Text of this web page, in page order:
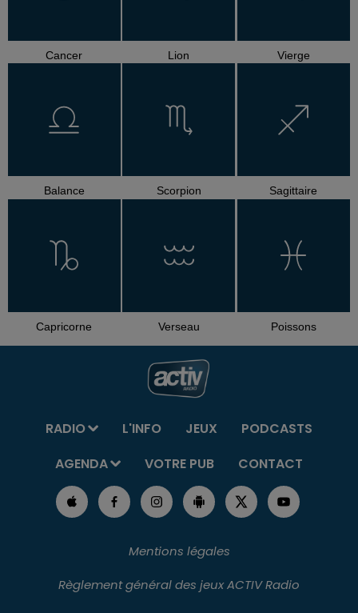
Cancer Lion Vierge
Balance Scorpion Sagittaire
Capricorne Verseau Poissons
RADIO L'INFO JEUX
PODCASTS
AGENDA
VOTRE PUB CONTACT
Mentions légales
Règlement général des jeux ACTIV Radio